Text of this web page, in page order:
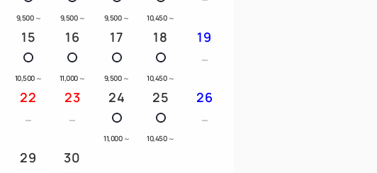
用意■
ストの香りで癒されるオリジナルシャンプー、コン
ン ・綿棒 ・くし ・ひげ剃り ・ドライヤー ・ウォッ
ープ
9,500 ～ 9,500 ～ 9,500 ～ 10,450 ～
15
10,500 ～
16
11,000 ～
17
9,500 ～
18
10,450 ～
19
22 23 24
11,000 ～
25
10,450 ～
26
29 30